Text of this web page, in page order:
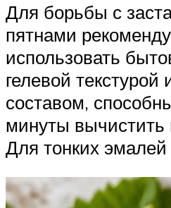
Для борьбы с
пятнами
использовать
гелевой
составом,
минуты вычистить
Для тонких эмалей